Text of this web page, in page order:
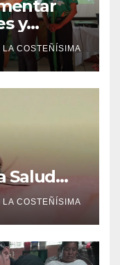
y
en las
LA COSTEÑÍSIMA
Salud
de
LA COSTEÑÍSIMA